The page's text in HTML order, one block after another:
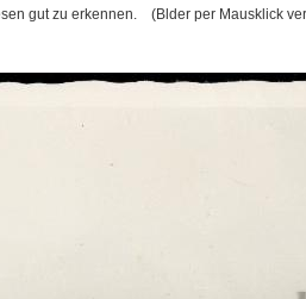
gut zu erkennen. (Blder per Mausklick